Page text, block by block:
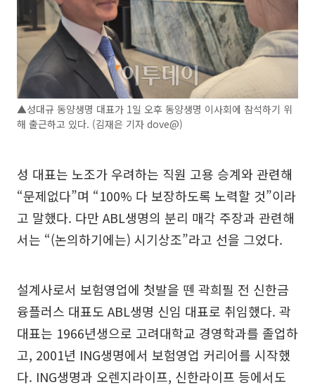
▲성대규 동양생명 대표가 1일 오후 동양생명 이사회에 참석하기 위
해 출근하고 있다. (김재은 기자 dove@)
성 대표는 노조가 우려하는 직원 고용 승계와 관련해
“문제없다”며 “100% 다 보장하도록 노력할 것”이라
고 말했다. 다만 ABL생명의 분리 매각 주장과 관련해
서는 “(논의하기에는) 시기상조”라고 선을 그었다.
설계사로서 보험영업에 첫발을 뗀 곽희필 전 신한금
융플러스 대표도 ABL생명 신임 대표로 취임했다. 곽
대표는 1966년생으로 고려대학교 경영학과를 졸업하
고, 2001년 ING생명에서 보험영업 커리어를 시작했
다. ING생명과 오렌지라이프, 신한라이프 등에서도